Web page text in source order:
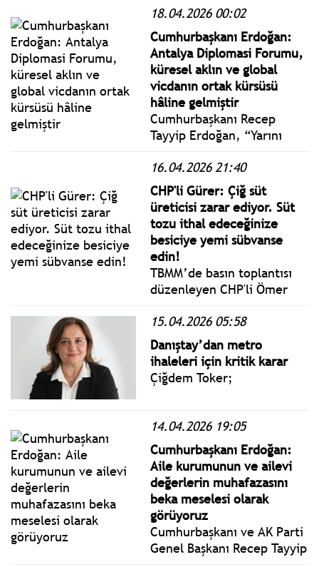
halkın en fazla tükettiği 64
temel gıda maddesinden
oluşan bir sepeti esas
alarak hesapladığı gıda
fiyatları endeksinin Nisan
2026 sonuçları açıklandı.
18.04.2026 00:02
Cumhurbaşkanı Erdoğan:
Antalya Diplomasi Forumu,
küresel aklın ve global
vicdanın ortak kürsüsü
hâline gelmiştir
Cumhurbaşkanı Recep
Tayyip Erdoğan, “Yarını
Baş Etmek” ana temasıyla
NEST Kongre Merkezi’nde
düzenlenen 5. Antalya
Diplomasi Forumu’nun
açılışında bir konuşma
yaptı.
16.04.2026 21:40
CHP'li Gürer: Çiğ süt
üreticisi zarar ediyor. Süt
tozu ithal edeceğinize
besiciye yemi sübvanse
edin!
TBMM’de basın toplantısı
düzenleyen CHP'li Ömer
sektöründe yaşanan fiyat
belirsizliği, artan
maliyetler, üretim düşüşü
ve ithalat verilerini tüm
boyutlarıyla değerlendirdi.
15.04.2026 05:58
Danıştay’dan metro
ihaleleri için kritik karar
Çiğdem Toker;
14.04.2026 19:05
Cumhurbaşkanı Erdoğan:
Aile kurumunun ve ailevi
değerlerin muhafazasını
beka meselesi olarak
görüyoruz
Cumhurbaşkanı ve AK Parti
Genel Başkanı Recep Tayyip